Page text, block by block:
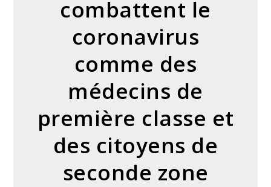
combattent le
coronavirus
comme des
médecins de
première classe et
des citoyens de
seconde zone